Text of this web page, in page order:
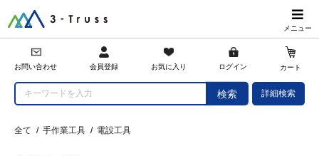
メニュー
お問い合わせ 会員登録 お気に入り ログイン カート
検索 詳細検索
全て / 手作業工具 / 電設工具